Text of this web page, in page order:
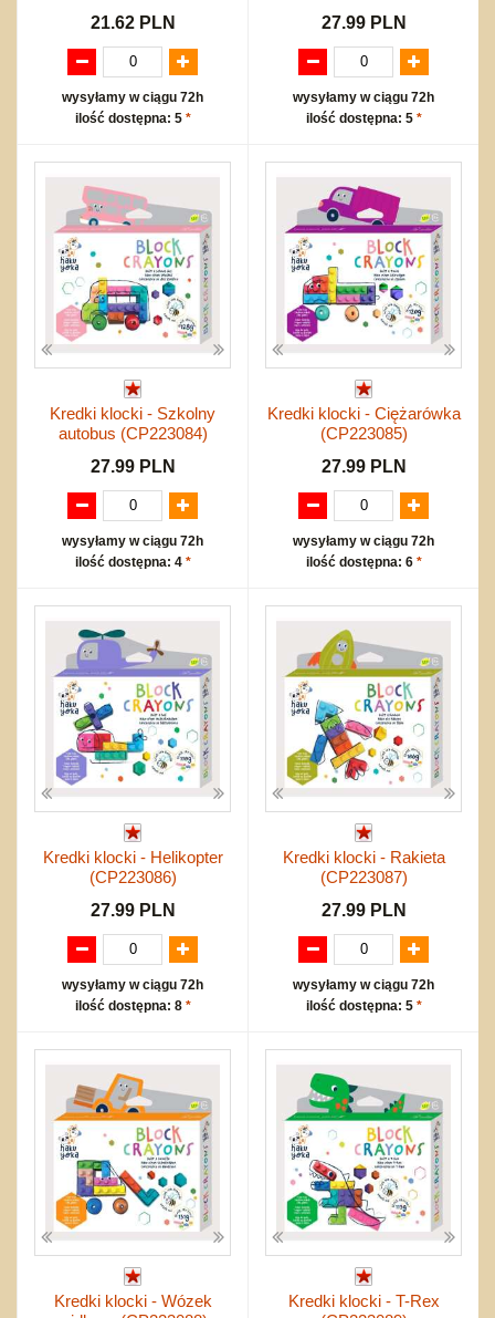
21.62 PLN
wysyłamy w ciągu 72h
ilość dostępna: 5 *
27.99 PLN
wysyłamy w ciągu 72h
ilość dostępna: 5 *
Kredki klocki - Szkolny
autobus (CP223084)
27.99 PLN
wysyłamy w ciągu 72h
ilość dostępna: 4 *
Kredki klocki - Ciężarówka
(CP223085)
27.99 PLN
wysyłamy w ciągu 72h
ilość dostępna: 6 *
Kredki klocki - Helikopter
(CP223086)
27.99 PLN
wysyłamy w ciągu 72h
ilość dostępna: 8 *
Kredki klocki - Rakieta
(CP223087)
27.99 PLN
wysyłamy w ciągu 72h
ilość dostępna: 5 *
Kredki klocki - Wózek
Kredki klocki - T-Rex